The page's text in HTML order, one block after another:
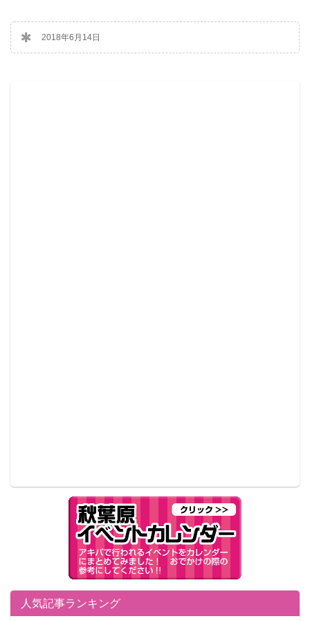
2018年6月14日
人気記事ランキング